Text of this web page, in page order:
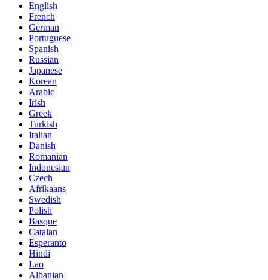
English
French
German
Portuguese
Spanish
Russian
Japanese
Korean
Arabic
Irish
Greek
Turkish
Italian
Danish
Romanian
Indonesian
Czech
Afrikaans
Swedish
Polish
Basque
Catalan
Esperanto
Hindi
Lao
Albanian